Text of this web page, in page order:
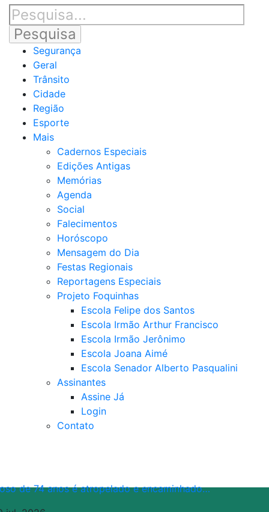
Segurança
Geral
Trânsito
Cidade
Região
Esporte
Mais
Cadernos Especiais
Edições Antigas
Memórias
Agenda
Social
Falecimentos
Horóscopo
Mensagem do Dia
Festas Regionais
Reportagens Especiais
Projeto Foquinhas
Escola Felipe dos Santos
Escola Irmão Arthur Francisco
Escola Irmão Jerônimo
Escola Joana Aimé
Escola Senador Alberto Pasqualini
Assinantes
Assine Já
Login
Contato
de 74 anos é atropelado e encaminhado…